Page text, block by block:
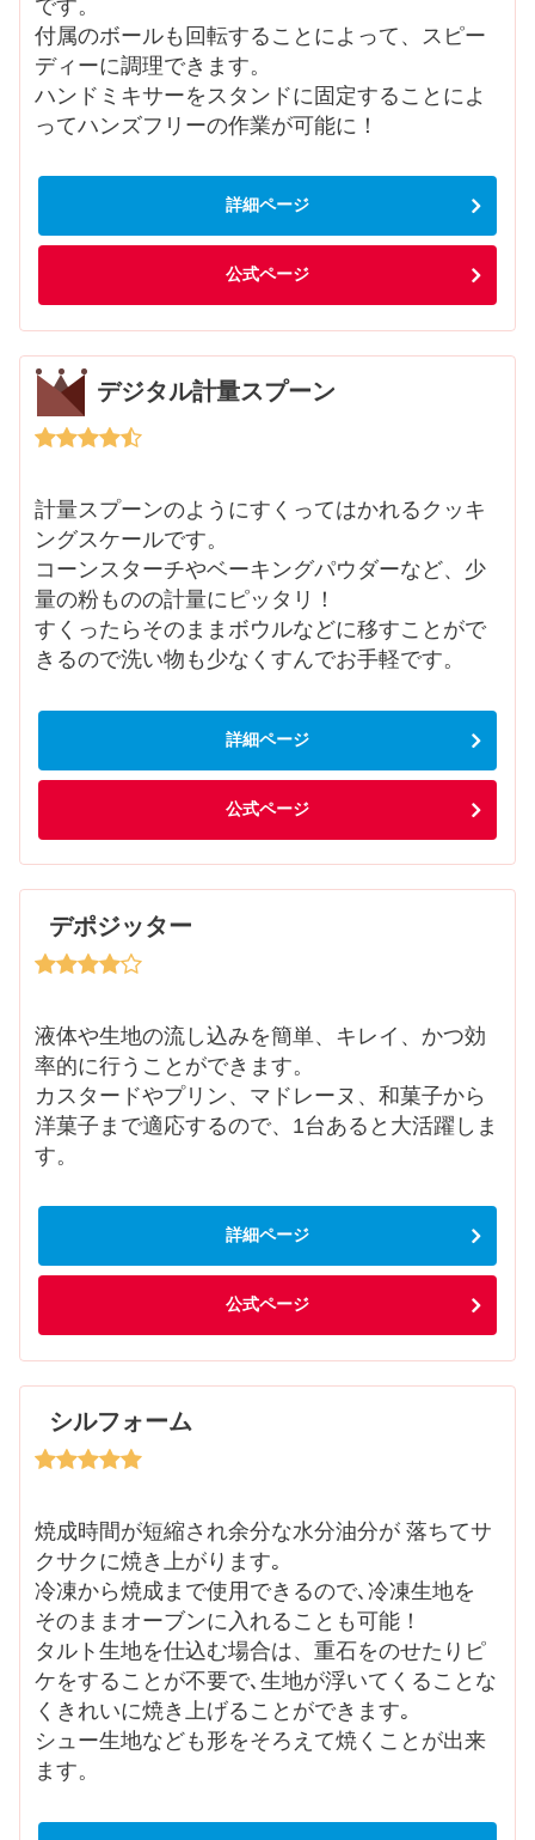
です。
付属のボールも回転することによって、スピー
ディーに調理できます。
ハンドミキサーをスタンドに固定することによ
ってハンズフリーの作業が可能に！
詳細ページ
公式ページ
デジタル計量スプーン
計量スプーンのようにすくってはかれるクッキ
ングスケールです。
コーンスターチやベーキングパウダーなど、少
量の粉ものの計量にピッタリ！
すくったらそのままボウルなどに移すことがで
きるので洗い物も少なくすんでお手軽です。
詳細ページ
公式ページ
デポジッター
液体や生地の流し込みを簡単、キレイ、かつ効
率的に行うことができます。
カスタードやプリン、マドレーヌ、和菓子から
洋菓子まで適応するので、1台あると大活躍しま
す。
詳細ページ
公式ページ
シルフォーム
焼成時間が短縮され余分な水分油分が 落ちてサ
クサクに焼き上がります｡
冷凍から焼成まで使用できるので､冷凍生地を
そのままオーブンに入れることも可能！
タルト生地を仕込む場合は、重石をのせたりピ
ケをすることが不要で､生地が浮いてくることな
くきれいに焼き上げることができます｡
シュー生地なども形をそろえて焼くことが出来
ます。